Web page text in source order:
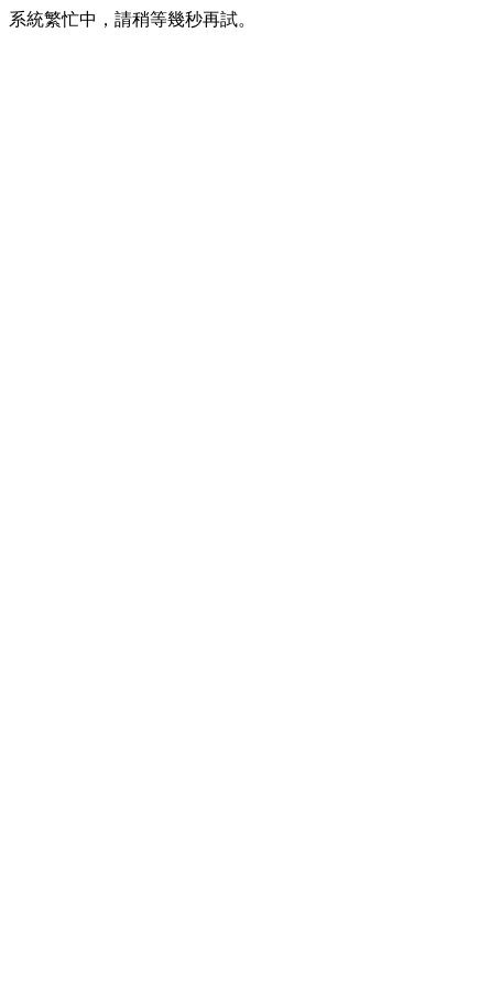
系統繁忙中，請稍等幾秒再試。